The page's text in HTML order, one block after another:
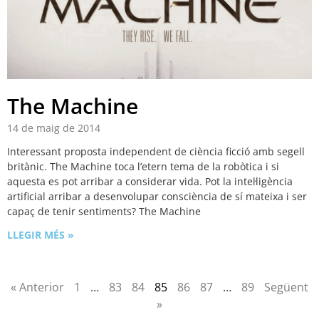
The Machine
14 de maig de 2014
Interessant proposta independent de ciència ficció amb segell
britànic. The Machine toca l’etern tema de la robòtica i si
aquesta es pot arribar a considerar vida. Pot la intel·ligència
artificial arribar a desenvolupar consciència de sí mateixa i ser
capaç de tenir sentiments? The Machine
LLEGIR MÉS »
« Anterior 1 … 83 84 85 86 87 … 89
Següent
»